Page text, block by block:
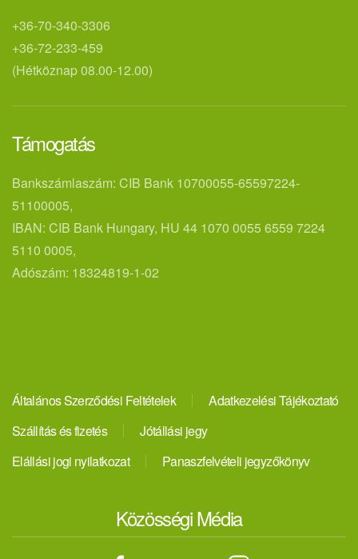
+36-70-340-3306
+36-72-233-459
(Hétköznap 08.00-12.00)
Támogatás
Bankszámlaszám: CIB Bank 10700055-65597224-
51100005,
IBAN: CIB Bank Hungary, HU 44 1070 0055 6559 7224
5110 0005,
Adószám: 18324819-1-02
Általános Szerződési Feltételek
Adatkezelési Tájékoztató
Szállítás és fizetés
Jótállási jegy
Elállási jogi nyilatkozat
Panaszfelvételi jegyzőkönyv
Közösségi Média